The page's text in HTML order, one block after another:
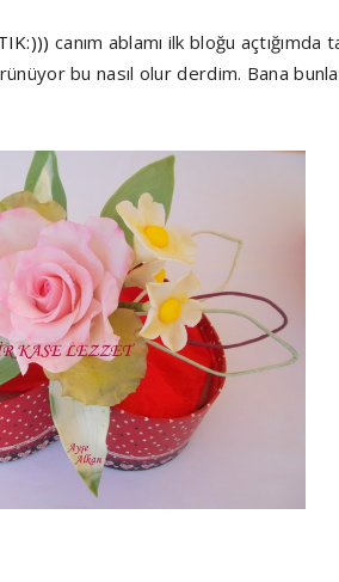
canım ablamı ilk bloğu açtığımda
bu nasıl olur derdim. Bana